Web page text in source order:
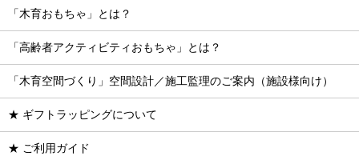
「木育おもちゃ」とは？
「高齢者アクティビティおもちゃ」とは？
「木育空間づくり」空間設計／施工監理のご案内（施設様向け）
★ ギフトラッピングについて
★ ご利用ガイド